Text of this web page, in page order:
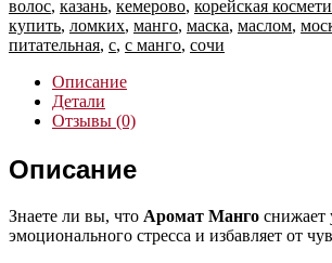
волос, казань, кемерово, корейская
купить, ломких, манго, маска, маслом,
питательная, с, с манго, сочи
Описание
Детали
Отзывы (0)
Описание
Знаете ли вы, что Аромат Манго снижает
эмоционального стресса и избавляет от